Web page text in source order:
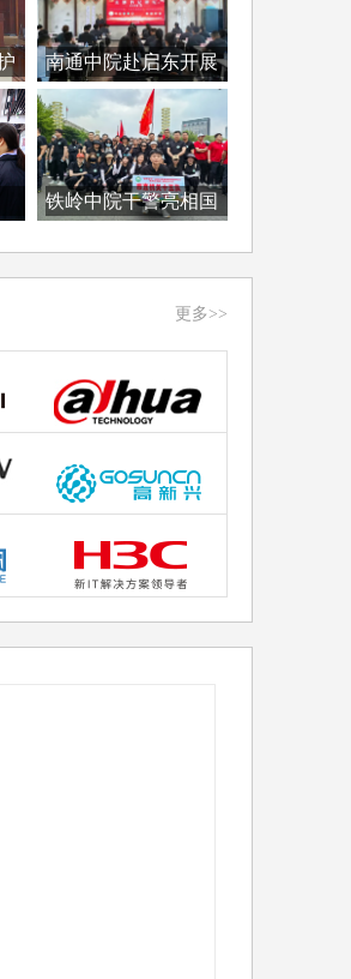
南通中院赴启东开展
第...
铁岭中院干警亮相国
更多>>